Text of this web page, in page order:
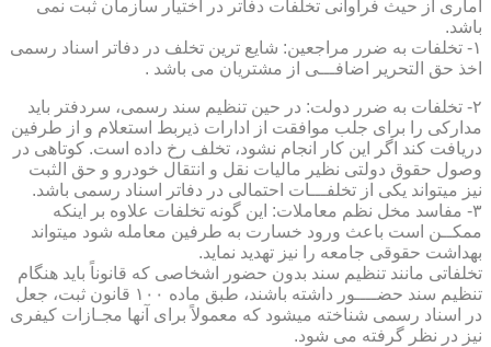
آماری از حیث فراوانی تخلفات دفاتر در اختیار سازمان ثبت نمی
باشد.
۱- تخلفات به ضرر مراجعین: شایع ترین تخلف در دفاتر اسناد رسمی
اخذ حق التحریر اضافـــی از مشتریان می باشد .
۲- تخلفات به ضرر دولت: در حین تنظیم سند رسمی، سردفتر باید
مدارکی را برای جلب موافقت از ادارات ذیربط استعلام و از طرفین
دریافت کند اگر این کار انجام نشود، تخلف رخ داده است. کوتاهی در
وصول حقوق دولتی نظیر مالیات نقل و انتقال خودرو و حق الثبت
نیز میتواند یکی از تخلفـــات احتمالی در دفاتر اسناد رسمی باشد.
۳- مفاسد مخل نظم معاملات: این گونه تخلفات علاوه بر اینکه
ممکــن است باعث ورود خسارت به طرفین معامله شود میتواند
بهداشت حقوقی جامعه را نیز تهدید نماید.
تخلفاتی مانند تنظیم سند بدون حضور اشخاصی که قانوناً باید هنگام
تنظیم سند حضــــور داشته باشند، طبق ماده ۱۰۰ قانون ثبت، جعل
در اسناد رسمی شناخته میشود که معمولاً برای آنها مجـازات کیفری
نیز در نظر گرفته می شود.